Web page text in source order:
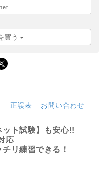
買う
正誤表 お問い合わせ
ット試験】も安心!!
応
リ練習できる！